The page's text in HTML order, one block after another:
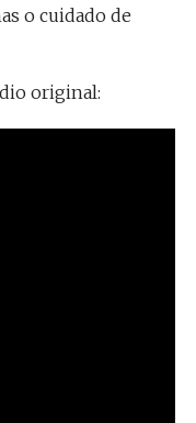
o cuidado de
original: